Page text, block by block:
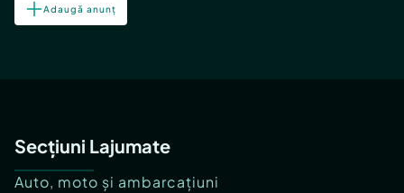
Adaugă anunț
Secțiuni Lajumate
Auto, moto și ambarcațiuni